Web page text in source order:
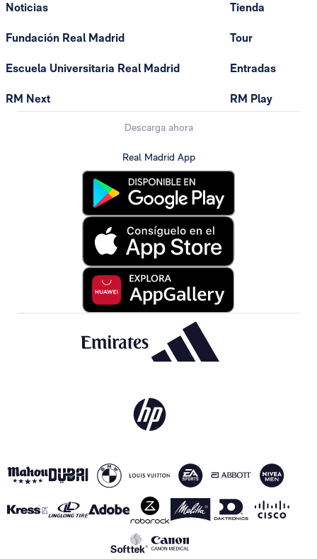
Noticias
Fundación Real Madrid
Escuela Universitaria Real Madrid
RM Next
Tienda
Tour
Entradas
RM Play
Descarga ahora
Real Madrid App